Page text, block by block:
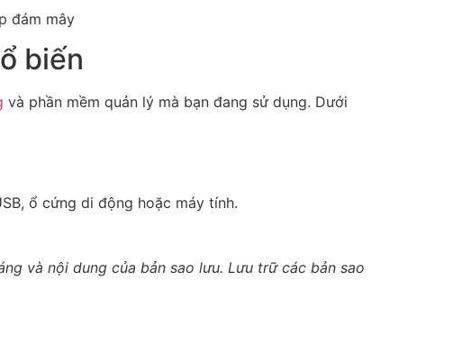
đám mây
biến
và phần mềm quản lý mà bạn đang sử dụng. Dưới
ổ cứng di động hoặc máy tính.
và nội dung của bản sao lưu. Lưu trữ các bản sao